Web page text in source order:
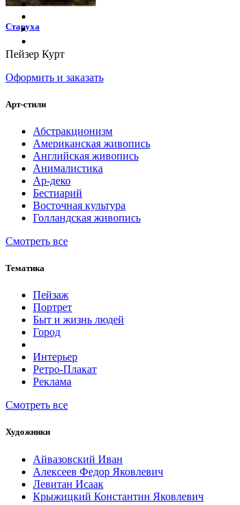
Старуха
Пейзер Курт
Оформить и заказать
Арт-стили
Абстракционизм
Американская живопись
Английская живопись
Анималистика
Ар-деко
Бестиарий
Восточная культура
Голландская живопись
Смотреть все
Тематика
Пейзаж
Портрет
Быт и жизнь людей
Город
Интерьер
Ретро-Плакат
Реклама
Смотреть все
Художники
Айвазовский Иван
Алексеев Федор Яковлевич
Левитан Исаак
Крыжицкий Константин Яковлевич